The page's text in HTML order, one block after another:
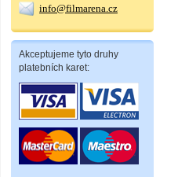
info@filmarena.cz
Akceptujeme tyto druhy
platebních karet: